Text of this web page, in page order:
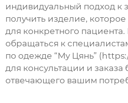
индивидуальный подход к
получить изделие,
для конкретного пациента.
обращаться к
по одежде “Му Цянь”
для консультации и заказа
отвечающего вашим